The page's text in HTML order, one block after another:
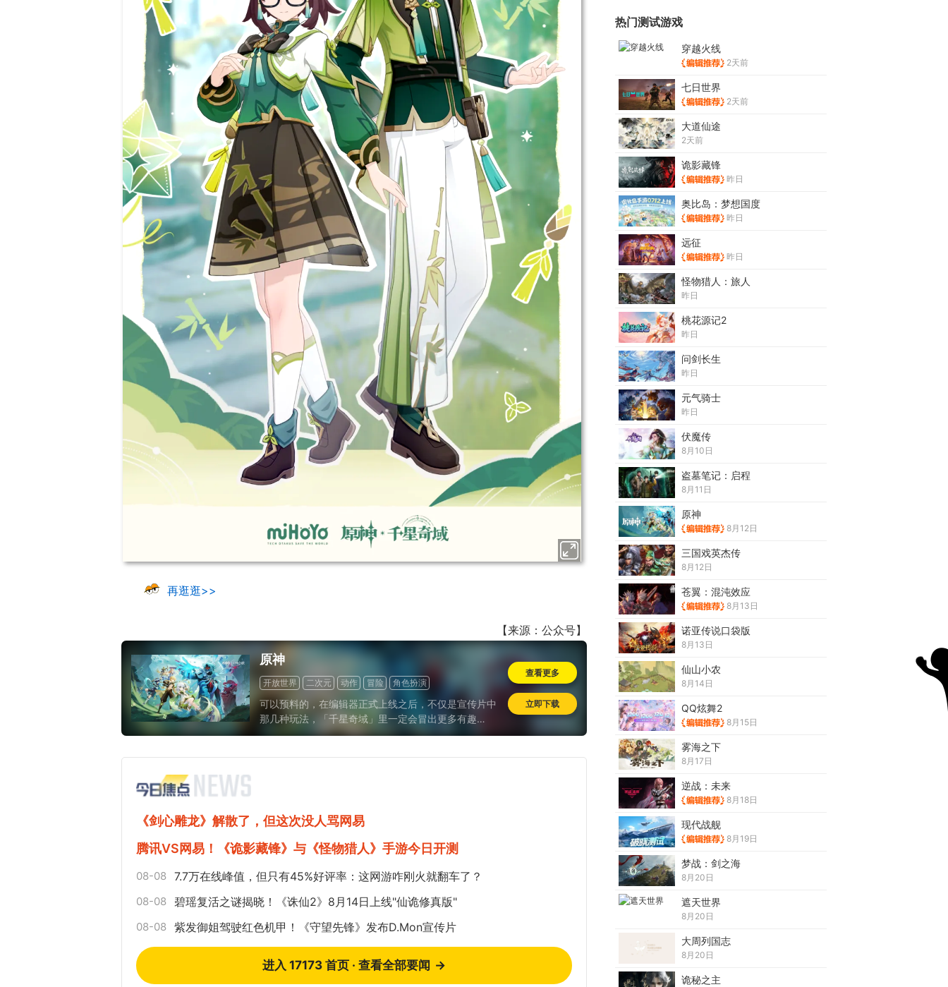
再逛逛>>
【来源：公众号】
原神
开放世界 二次元 动作 冒险 角色扮演
可以预料的，在编辑器正式上线之后，不仅是宣传片中
那几种玩法，「千星奇域」里一定会冒出更多有趣
的“原游戏”...
查看更多
立即下载
《剑心雕龙》解散了，但这次没人骂网易
腾讯VS网易！《诡影藏锋》与《怪物猎人》手游今日开测
08-08 7.7万在线峰值，但只有45%好评率：这网游咋刚火就翻车了？
08-08 碧瑶复活之谜揭晓！《诛仙2》8月14日上线"仙诡修真版"
08-08 紫发御姐驾驶红色机甲！《守望先锋》发布D.Mon宣传片
进入 17173 首页 · 查看全部要闻 →
热门测试游戏
穿越火线
2天前
七日世界
2天前
大道仙途
2天前
诡影藏锋
昨日
奥比岛：梦想国度
昨日
远征
昨日
怪物猎人：旅人
昨日
桃花源记2
昨日
问剑长生
昨日
元气骑士
昨日
伏魔传
8月10日
盗墓笔记：启程
8月11日
原神
8月12日
三国戏英杰传
8月12日
苍翼：混沌效应
8月13日
诺亚传说口袋版
8月13日
仙山小农
8月14日
QQ炫舞2
8月15日
雾海之下
8月17日
逆战：未来
8月18日
现代战舰
8月19日
梦战：剑之海
8月20日
遮天世界
8月20日
大周列国志
8月20日
诡秘之主